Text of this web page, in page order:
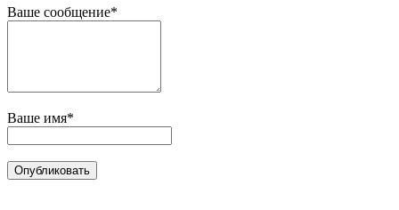
Ваше сообщение*
Ваше имя*